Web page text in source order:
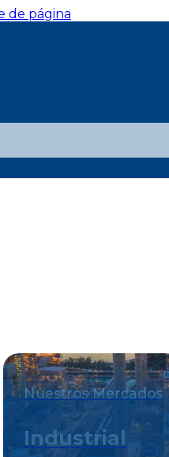
de página
Nuestros Mercados
Industrial